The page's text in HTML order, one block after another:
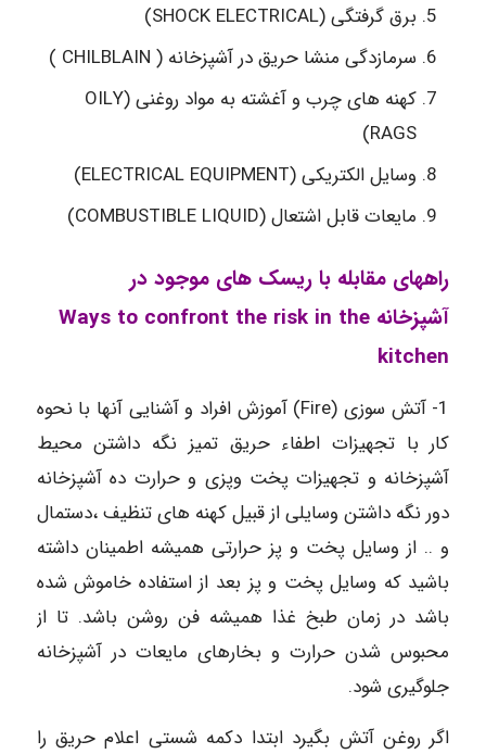
برق گرفتگی (SHOCK ELECTRICAL)
سرمازدگی منشا حریق در آشپزخانه ( CHILBLAIN )
کهنه های چرب و آغشته به مواد روغنی (OILY
RAGS)
وسایل الکتریکی (ELECTRICAL EQUIPMENT)
مایعات قابل اشتعال (COMBUSTIBLE LIQUID)
راههای مقابله با ریسک های موجود در
آشپزخانه Ways to confront the risk in the
kitchen
1- آتش سوزی (Fire) آموزش افراد و آشنایی آنها با نحوه
کار با تجهیزات اطفاء حریق تمیز نگه داشتن محیط
آشپزخانه و تجهیزات پخت وپزی و حرارت ده آشپزخانه
دور نگه داشتن وسایلی از قبیل کهنه های تنظیف ،دستمال
و .. از وسایل پخت و پز حرارتی همیشه اطمینان داشته
باشید که وسایل پخت و پز بعد از استفاده خاموش شده
باشد در زمان طبخ غذا همیشه فن روشن باشد. تا از
محبوس شدن حرارت و بخارهای مایعات در آشپزخانه
جلوگیری شود.
اگر روغن آتش بگیرد ابتدا دکمه شستی اعلام حریق را